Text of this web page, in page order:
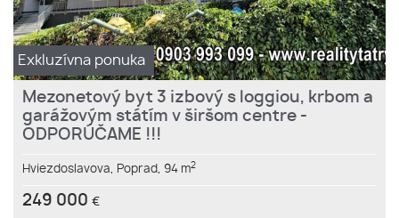
Exkluzívna ponuka
Mezonetový byt 3 izbový s loggiou, krbom a
garážovým státím v širšom centre -
ODPORÚČAME !!!
Hviezdoslavova, Poprad, 94 m2
249 000 €